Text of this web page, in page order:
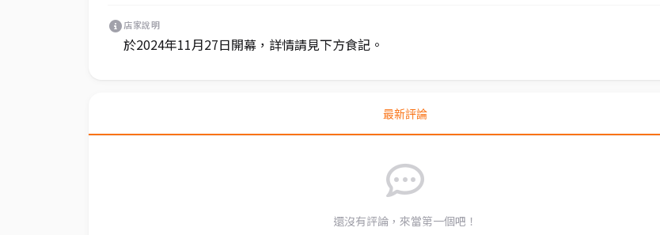
店家說明
於2024年11月27日開幕，詳情請見下方食記。
最新評論
還沒有評論，來當第一個吧！